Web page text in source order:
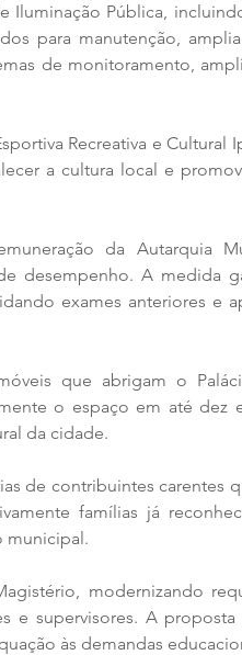
Iluminação Pública,
para manutenção,
de monitoramento,
Recreativa e Cultural
a cultura local e
da Autarquia
desempenho. A medida
exames anteriores e
que abrigam o
o espaço em até dez
da cidade.
de contribuintes carentes
famílias já
municipal.
modernizando
supervisores. A proposta
às demandas